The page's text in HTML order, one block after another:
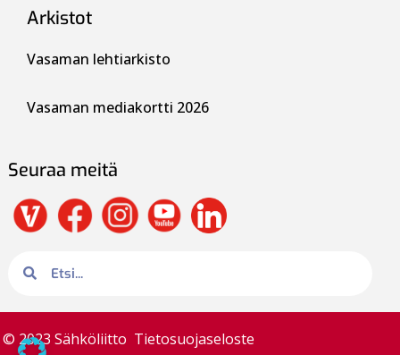
Arkistot
Vasaman lehtiarkisto
Vasaman mediakortti 2026
Seuraa meitä
© 2023 Sähköliitto Tietosuojaseloste